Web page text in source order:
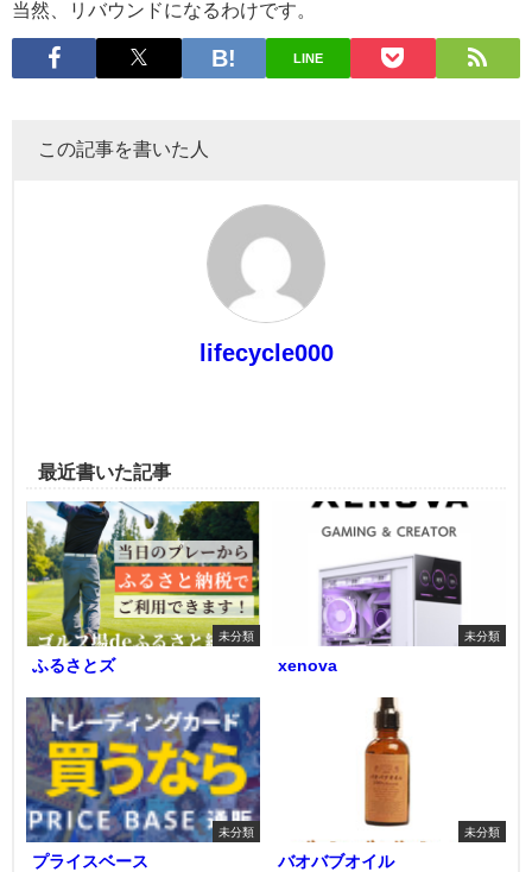
当然、リバウンドになるわけです。
LINE
この記事を書いた人
lifecycle000
最近書いた記事
未分類
ふるさとズ
未分類
xenova
未分類
プライスベース
未分類
バオバブオイル